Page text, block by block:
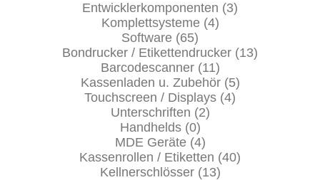
Entwicklerkomponenten (3)
Komplettsysteme (4)
Software (65)
Bondrucker / Etikettendrucker (13)
Barcodescanner (11)
Kassenladen u. Zubehör (5)
Touchscreen / Displays (4)
Unterschriften (2)
Handhelds (0)
MDE Geräte (4)
Kassenrollen / Etiketten (40)
Kellnerschlösser (13)